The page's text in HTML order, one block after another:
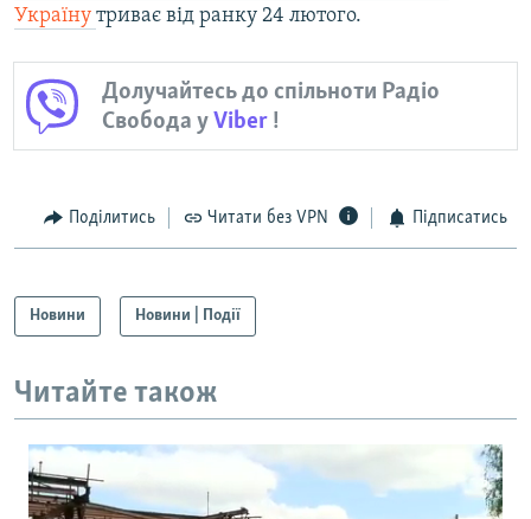
Україну триває від ранку 24 лютого.
Долучайтесь до спільноти Радіо
Свобода уViber !
Поділитись Читати без VPN Підписатись
Новини Новини | Події
Читайте також